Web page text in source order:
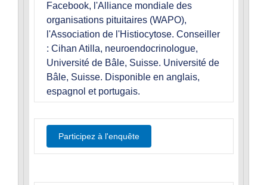
Facebook, l'Alliance mondiale des
organisations pituitaires (WAPO),
l'Association de l'Histiocytose. Conseiller
: Cihan Atilla, neuroendocrinologue,
Université de Bâle, Suisse. Université de
Bâle, Suisse. Disponible en anglais,
espagnol et portugais.
Participez à l'enquête